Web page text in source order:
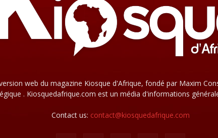
web du magazine Kiosque d'Afrique, fondé par Maxim
. Kiosquedafrique.com est un média d'informations
Contact us: contact@kiosquedafrique.com